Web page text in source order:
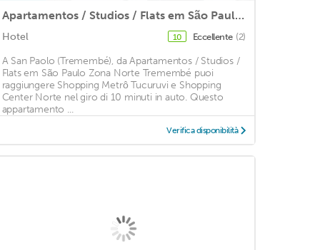
Apartamentos / Studios / Flats em São Paulo Zona Norte Tremembé
Hotel 10 Eccellente (2)
A San Paolo (Tremembé), da Apartamentos / Studios /
Flats em São Paulo Zona Norte Tremembé puoi
raggiungere Shopping Metrô Tucuruvi e Shopping
Center Norte nel giro di 10 minuti in auto. Questo
appartamento ...
Verifica disponibilità